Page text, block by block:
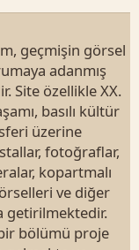
geçmişin görsel
adanmış
Site özellikle XX.
basılı kültür
üzerine
fotoğraflar,
kopartmalı
ve diğer
getirilmektedir.
bölümü proje